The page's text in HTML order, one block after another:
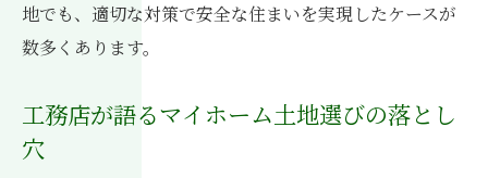
地でも、適切な対策で安全な住まいを実現したケースが
数多くあります。
工務店が語るマイホーム土地選びの落とし
穴